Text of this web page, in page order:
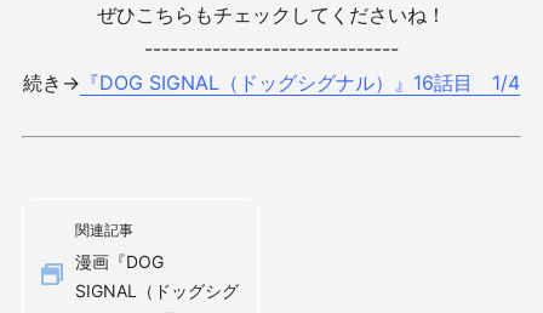
ぜひこちらもチェックしてくださいね！
------------------------------
続き→ 『DOG SIGNAL（ドッグシグナル）』16話目 1/4
関連記事
漫画『DOG
SIGNAL（ドッグシグ